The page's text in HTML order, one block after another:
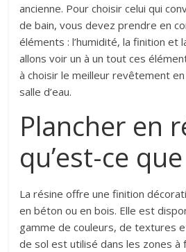
ancienne. Pour choisir celui qui
de bain, vous devez prendre en
éléments : l’humidité, la finition et
allons voir un à un tout ces
à choisir le meilleur revêtement
salle d’eau.
Plancher en
qu’est-ce que
La résine offre une finition
en béton ou en bois. Elle est
gamme de couleurs, de textures
de sol est utilisé dans les zones